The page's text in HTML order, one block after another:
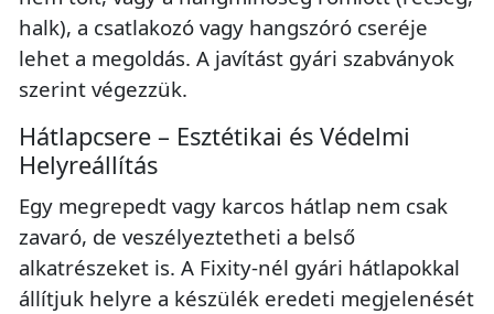
halk), a csatlakozó vagy hangszóró cseréje
lehet a megoldás. A javítást gyári szabványok
szerint végezzük.
Hátlapcsere – Esztétikai és Védelmi
Helyreállítás
Egy megrepedt vagy karcos hátlap nem csak
zavaró, de veszélyeztetheti a belső
alkatrészeket is. A Fixity-nél gyári hátlapokkal
állítjuk helyre a készülék eredeti megjelenését